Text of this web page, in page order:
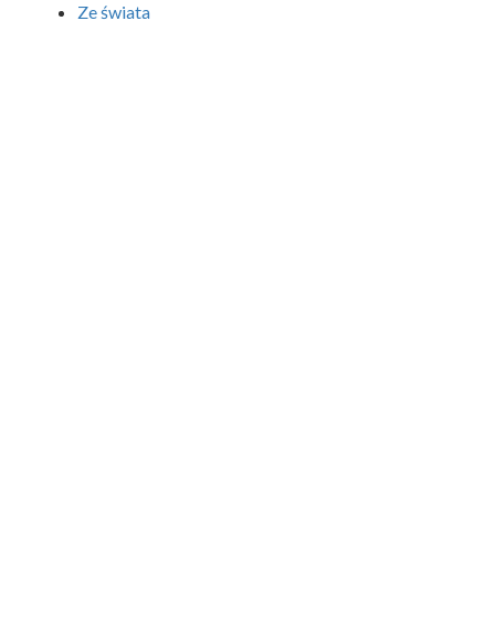
Ze świata